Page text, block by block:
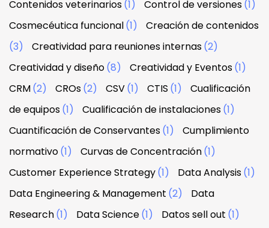
Contenidos veterinarios(1) Control de versiones(1)
Cosmecéutica funcional(1)
Creación de contenidos
(3)
Creatividad para reuniones internas(2)
Creatividad y diseño(8) Creatividad y Eventos(1)
CRM(2) CROs(2) CSV(1) CTIS (1)
Cualificación
de equipos(1) Cualificación de instalaciones(1)
Cuantificación de Conservantes(1)
Cumplimiento
normativo(1) Curvas de Concentración(1)
Customer Experience Strategy(1) Data Analysis(1)
Data Engineering & Management (2)
Data
Research(1) Data Science(1) Datos sell out (1)